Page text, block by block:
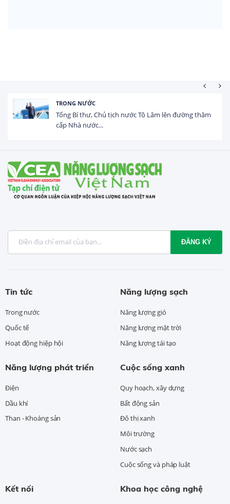
TRONG NƯỚC
Tổng Bí thư, Chủ tịch nước Tô Lâm lên đường thăm
cấp Nhà nước...
ĐĂNG KÝ
Tin tức
Trong nước
Quốc tế
Hoạt động hiệp hội
Năng lượng sạch
Năng lượng gió
Năng lượng mặt trời
Năng lượng tái tạo
Năng lượng phát triển
Điện
Dầu khí
Than - Khoáng sản
Cuộc sống xanh
Quy hoạch, xây dựng
Bất động sản
Đô thị xanh
Môi trường
Nước sạch
Cuộc sống và pháp luật
Kết nối Khoa học công nghệ